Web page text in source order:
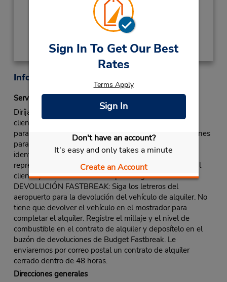
Sign In To Get Our Best
Rates
Terms Apply
Sign In
Don't have an account?
It's easy and only takes a minute
Create an Account
Obtener direcciones
Información sobre la oficina
Servicio Fastbreak
Diríjase al mostrador de Budget. Utilice la línea para
clientes Fastbreak o la línea normal si no hay una línea
para clientes Fastbreak designada, o siga las instrucciones
para llegar al quiosco de Fastbreak. Presente una
identificación y reciba su contrato de alquiler. El
representante en el mostrador le entregará las llaves al
cliente y le dará instrucciones para llegar al vehículo.
DEVOLUCIÓN FASTBREAK: Siga los letreros del
aeropuerto para la devolución del vehículo de alquiler. No
tiene que devolver el vehículo en el mostrador para
completar el alquiler. Registre el millaje y el nivel de
combustible en el contrato de alquiler y deposítelo en el
buzón de devoluciones de Budget Fastbreak. Le
enviaremos por correo postal un contrato de alquiler
cerrado dentro de 48 horas.
Direcciones generales